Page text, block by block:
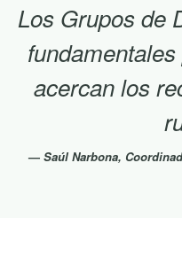
Los Grupos de
acercan los
Saúl Narbona,